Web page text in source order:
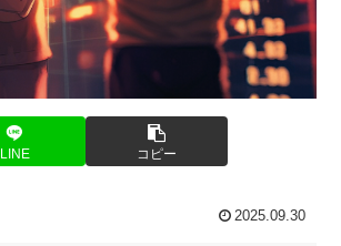
LINE コピー
2025.09.30